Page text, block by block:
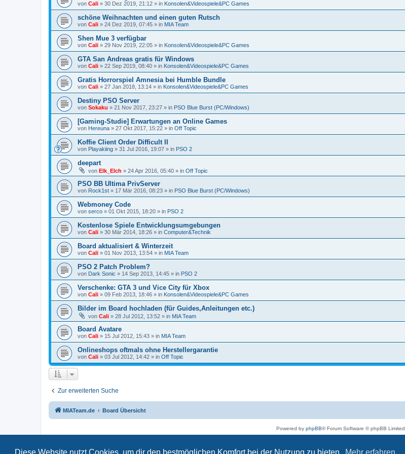
von Cali » 30 Dez 2019, 21:12 » in Konsolen&Videospiele&PC Games
schöne Weihnachten und einen guten Rutsch
von Cali » 24 Dez 2019, 07:45 » in MIA Team
Shen Mue 3 verfügbar
von Cali » 29 Nov 2019, 22:05 » in Konsolen&Videospiele&PC Games
GTA San Andreas gratis für Windows
von Cali » 22 Sep 2019, 08:40 » in Konsolen&Videospiele&PC Games
Gratis Horrorspiel Amnesia bei Humble Bundle
von Cali » 27 Jan 2018, 13:14 » in Konsolen&Videospiele&PC Games
Destiny PSO Server
von Sokaku » 21 Nov 2017, 23:27 » in PSO Blue Burst (PC/Windows)
[Gaming-Studie] Erwartungen an Online Games
von Hereuna » 27 Okt 2017, 15:22 » in Off Topic
Koffie Client Order Difficult II
von Playakiing » 31 Jul 2016, 19:07 » in PSO 2
deepart
von Elk_Elch » 24 Apr 2016, 05:40 » in Off Topic
PSO BB Ultima PrivServer
von Rock1st » 17 Mär 2016, 08:23 » in PSO Blue Burst (PC/Windows)
Webmoney Code
von serco » 01 Okt 2015, 18:20 » in PSO 2
Kostenlose Spiele Entwicklungsumgebungen
von Cali » 30 Mär 2014, 18:26 » in Computer&Technik
Board aktualisiert & Winterzeit
von Cali » 01 Nov 2013, 13:54 » in MIA Team
PSO 2 Patch Problem?
von Dark Sonic » 14 Sep 2013, 14:45 » in PSO 2
Verschenke: GTA 3 und Vice City für Xbox
von Cali » 09 Feb 2013, 18:46 » in Konsolen&Videospiele&PC Games
Bilder im Board hochladen (für Guides,Anleitungen etc.)
von Cali » 28 Jul 2012, 13:52 » in MIA Team
Board Avatare
von Cali » 15 Jul 2012, 15:43 » in MIA Team
Onlineshops oftmals ohne Herstellergarantie
von Cali » 03 Jul 2012, 14:42 » in Off Topic
Zur erweiterten Suche
MIATeam.de Board Übersicht
Powered by phpBB® Forum Software © phpBB Limited